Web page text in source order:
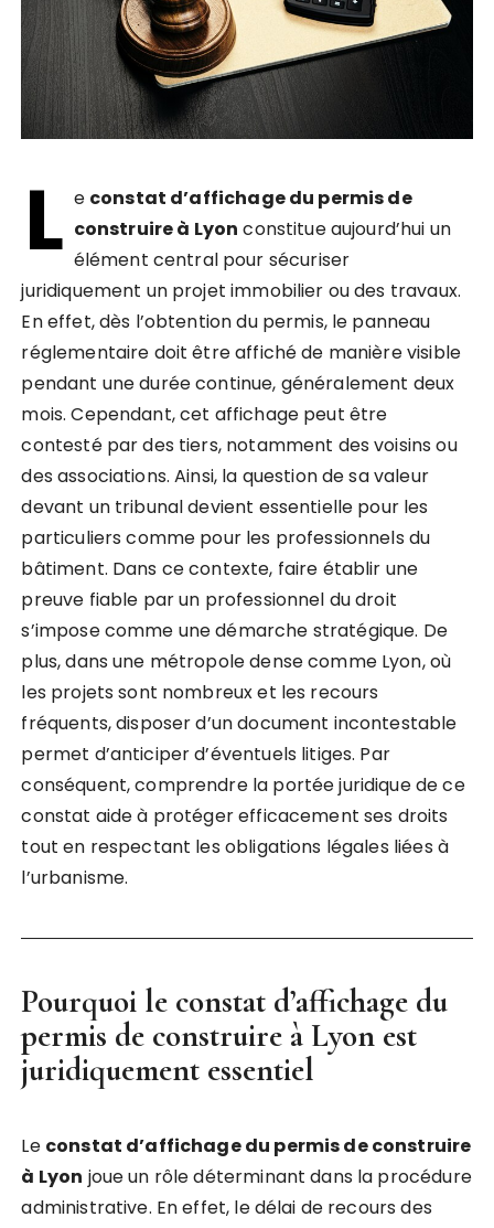
L e constat d’affichage du permis de
construire à Lyon constitue aujourd’hui un
élément central pour sécuriser
juridiquement un projet immobilier ou des travaux.
En effet, dès l’obtention du permis, le panneau
réglementaire doit être affiché de manière visible
pendant une durée continue, généralement deux
mois. Cependant, cet affichage peut être
contesté par des tiers, notamment des voisins ou
des associations. Ainsi, la question de sa valeur
devant un tribunal devient essentielle pour les
particuliers comme pour les professionnels du
bâtiment. Dans ce contexte, faire établir une
preuve fiable par un professionnel du droit
s’impose comme une démarche stratégique. De
plus, dans une métropole dense comme Lyon, où
les projets sont nombreux et les recours
fréquents, disposer d’un document incontestable
permet d’anticiper d’éventuels litiges. Par
conséquent, comprendre la portée juridique de ce
constat aide à protéger efficacement ses droits
tout en respectant les obligations légales liées à
l’urbanisme.
Pourquoi le constat d’affichage du
permis de construire à Lyon est
juridiquement essentiel
Le constat d’affichage du permis de construire
à Lyon joue un rôle déterminant dans la procédure
administrative. En effet, le délai de recours des